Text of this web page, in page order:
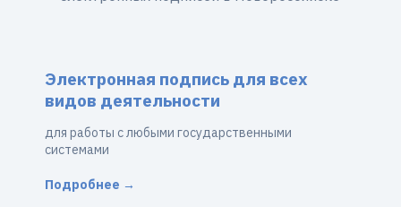
Электронная подпись для всех
видов деятельности
для работы с любыми государственными
системами
Подробнее →